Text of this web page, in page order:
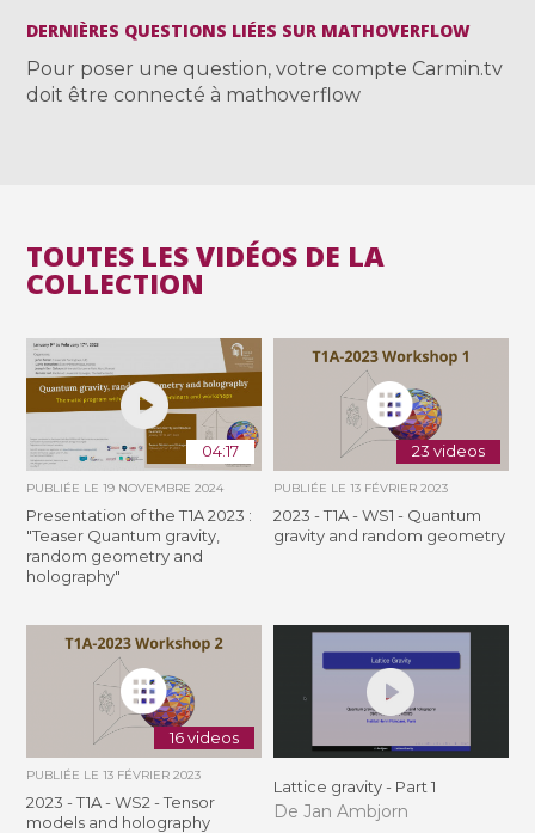
DERNIÈRES QUESTIONS LIÉES SUR MATHOVERFLOW
Pour poser une question, votre compte Carmin.tv
doit être connecté à mathoverflow
TOUTES LES VIDÉOS DE LA
COLLECTION
04:17
PUBLIÉE LE19 NOVEMBRE 2024
Presentation of the T1A 2023 :
"Teaser Quantum gravity,
random geometry and
holography"
23 videos
PUBLIÉE LE 13 FÉVRIER 2023
2023 - T1A - WS1 - Quantum
gravity and random geometry
16 videos
PUBLIÉE LE13 FÉVRIER 2023
2023 - T1A - WS2 - Tensor
models and holography
Lattice gravity - Part 1
De Jan Ambjorn